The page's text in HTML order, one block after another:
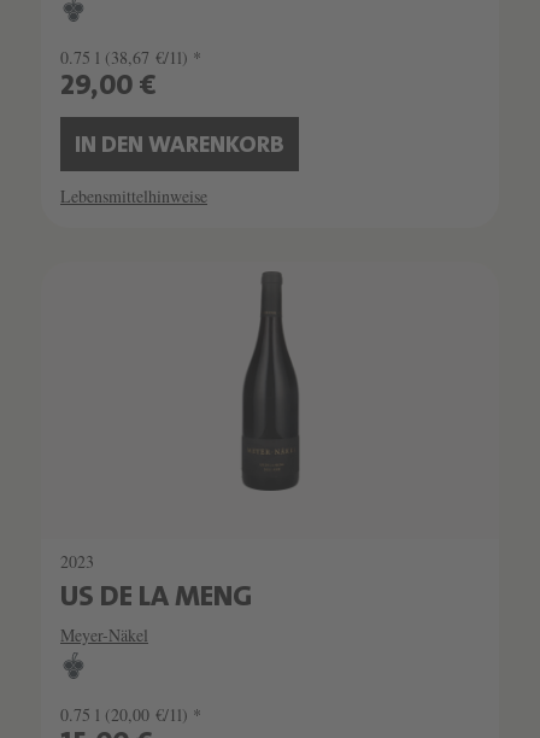
0.75 l (38,67 €/1l) *
29,00 €
IN DEN WARENKORB
Lebensmittelhinweise
2023
US DE LA MENG
Meyer-Näkel
0.75 l (20,00 €/1l) *